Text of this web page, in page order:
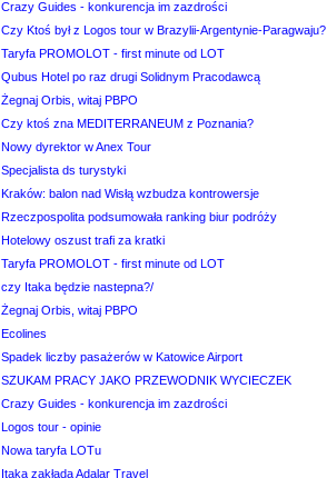
Crazy Guides - konkurencja im zazdrości
Czy Ktoś był z Logos tour w Brazylii-Argentynie-Paragwaju?
Taryfa PROMOLOT - first minute od LOT
Qubus Hotel po raz drugi Solidnym Pracodawcą
Żegnaj Orbis, witaj PBPO
Czy ktoś zna MEDITERRANEUM z Poznania?
Nowy dyrektor w Anex Tour
Specjalista ds turystyki
Kraków: balon nad Wisłą wzbudza kontrowersje
Rzeczpospolita podsumowała ranking biur podróży
Hotelowy oszust trafi za kratki
Taryfa PROMOLOT - first minute od LOT
czy Itaka będzie nastepna?/
Żegnaj Orbis, witaj PBPO
Ecolines
Spadek liczby pasażerów w Katowice Airport
SZUKAM PRACY JAKO PRZEWODNIK WYCIECZEK
Crazy Guides - konkurencja im zazdrości
Logos tour - opinie
Nowa taryfa LOTu
Itaka zakłada Adalar Travel